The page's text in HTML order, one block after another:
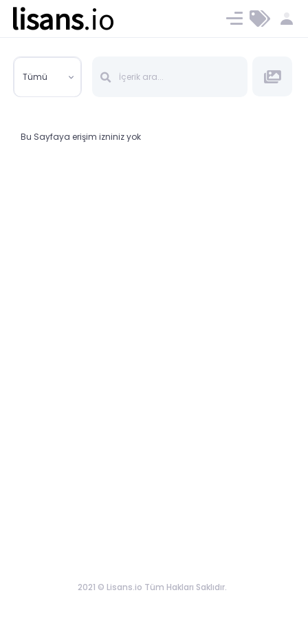
lisans.io Ücret ve Planlar
Tümü
Bu Sayfaya erişim izniniz yok
2021 © Lisans.io Tüm Hakları Saklıdır.